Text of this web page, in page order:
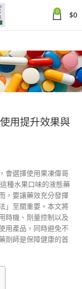
0 $0
用提升效果與
會選擇使用果凍偉哥
種水果口味的液態藥
，要讓藥效充分發揮
」至關重要。本文將
時機、劑量控制以及
用產品，同時避免不
劑師是保障健康的首